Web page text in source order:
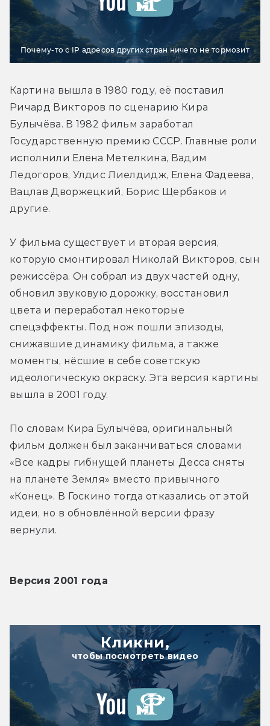
Почему-то с IP адресов других стран ничего не тормозит
Картина вышла в 1980 году, её поставил
Ричард Викторов по сценарию Кира
Булычёва. В 1982 фильм заработал
Государственную премию СССР. Главные роли
исполнили Елена Метелкина, Вадим
Ледогоров, Улдис Лиелдидж, Елена Фадеева,
Вацлав Дворжецкий, Борис Щербаков и
другие.
У фильма существует и вторая версия,
которую смонтировал Николай Викторов, сын
режиссёра. Он собрал из двух частей одну,
обновил звуковую дорожку, восстановил
цвета и переработал некоторые
спецэффекты. Под нож пошли эпизоды,
снижавшие динамику фильма, а также
моменты, нёсшие в себе советскую
идеологическую окраску. Эта версия картины
вышла в 2001 году.
По словам Кира Булычёва, оригинальный
фильм должен был заканчиваться словами
«Все кадры гибнущей планеты Десса сняты
на планете Земля» вместо привычного
«Конец». В Госкино тогда отказались от этой
идеи, но в обновлённой версии фразу
вернули.
Версия 2001 года
Кликни,
чтобы посмотреть видео